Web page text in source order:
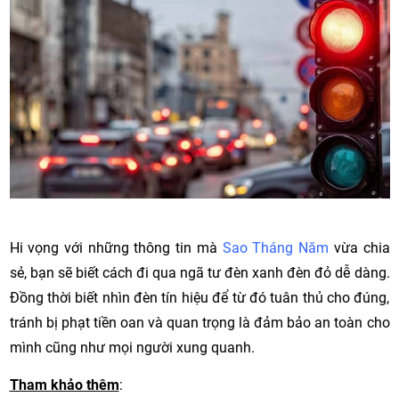
Hi vọng với những thông tin mà Sao Tháng Năm vừa chia
sẻ, bạn sẽ biết cách đi qua ngã tư đèn xanh đèn đỏ dễ dàng.
Đồng thời biết nhìn đèn tín hiệu để từ đó tuân thủ cho đúng,
tránh bị phạt tiền oan và quan trọng là đảm bảo an toàn cho
mình cũng như mọi người xung quanh.
Tham khảo thêm: